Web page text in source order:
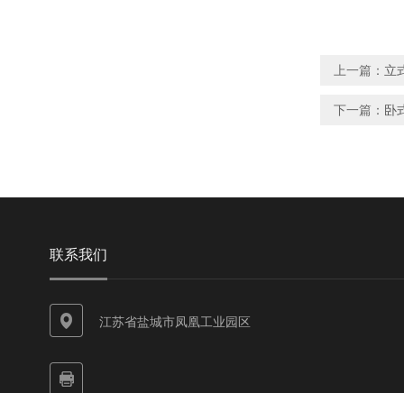
上一篇： 立
下一篇： 卧
联系我们
江苏省盐城市凤凰工业园区